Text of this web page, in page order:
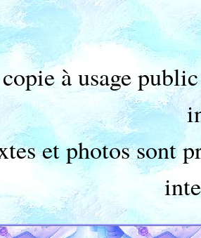
à usage
et photos sont